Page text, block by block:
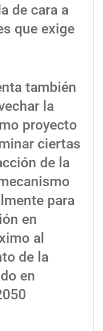
de cara a
que exige
también
la
proyecto
ciertas
de la
para
en
al
de la
en